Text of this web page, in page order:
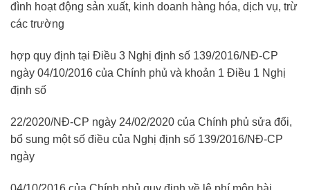
đình hoạt động sản xuất, kinh doanh hàng hóa, dịch vụ, trừ
các trường
hợp quy định tại Điều 3 Nghị định số 139/2016/NĐ-CP
ngày 04/10/2016 của Chính phủ và khoản 1 Điều 1 Nghị
định số
22/2020/NĐ-CP ngày 24/02/2020 của Chính phủ sửa đổi,
bổ sung một số điều của Nghị định số 139/2016/NĐ-CP
ngày